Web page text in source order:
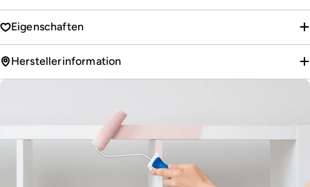
Eigenschaften
Herstellerinformation